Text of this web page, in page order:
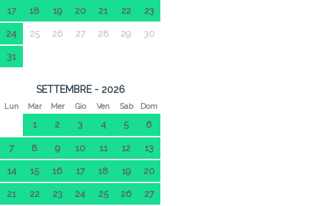
17 18 19 20 21 22 23
24 25 26 27 28 29 30
31
SETTEMBRE - 2026
Lun Mar Mer Gio Ven Sab Dom
1 2 3 4 5 6
7 8 9 10 11 12 13
14 15 16 17 18 19 20
21 22 23 24 25 26 27